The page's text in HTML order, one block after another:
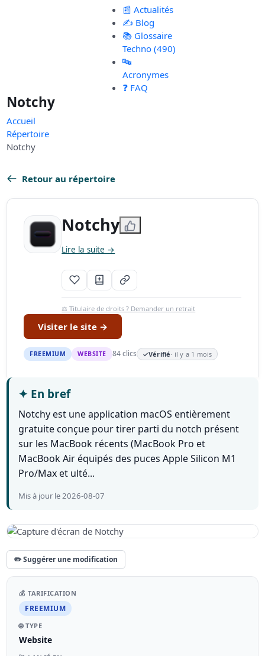
📰 Actualités
✍️ Blog
📚 Glossaire
Techno (490)
🔤
Acronymes
❓ FAQ
Notchy
Accueil
Répertoire
Notchy
Retour au répertoire
Notchy
Lire la suite →
⚖️ Titulaire de droits ? Demander un retrait
Visiter le site →
FREEMIUM WEBSITE 84 clics ✓Vérifié· il y a 1 mois
✦ En bref
Notchy est une application macOS entièrement
gratuite conçue pour tirer parti du notch présent
sur les MacBook récents (MacBook Pro et
MacBook Air équipés des puces Apple Silicon M1
Pro/Max et ulté...
Mis à jour le 2026-08-07
✏️ Suggérer une modification
💰 TARIFICATION
FREEMIUM
🌐 TYPE
Website